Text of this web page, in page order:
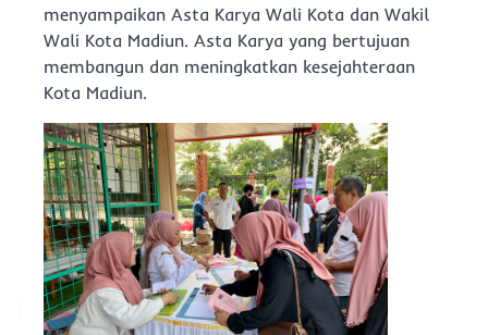
menyampaikan Asta Karya Wali Kota dan Wakil
Wali Kota Madiun. Asta Karya yang bertujuan
membangun dan meningkatkan kesejahteraan
Kota Madiun.